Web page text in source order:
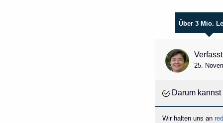
Über 3 Mio.
25.
Darum kannst
Wir halten uns an